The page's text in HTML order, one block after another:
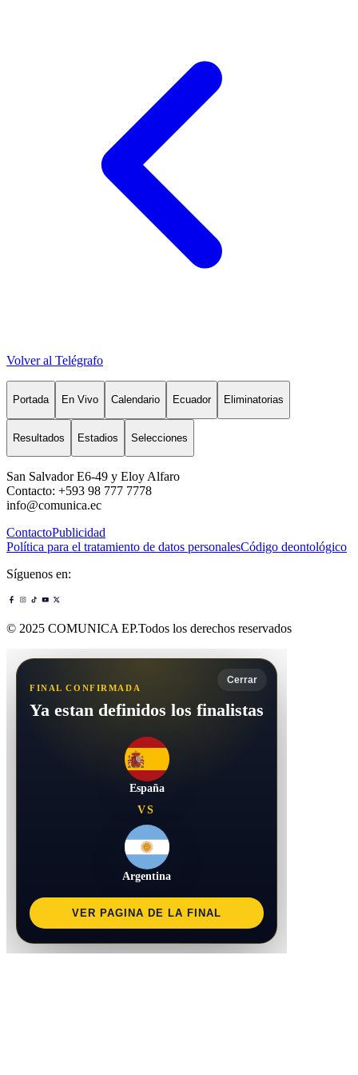
Volver al Telégrafo
Portada En Vivo Calendario Ecuador Eliminatorias
Resultados Estadios Selecciones
San Salvador E6-49 y Eloy Alfaro
Contacto: +593 98 777 7778
info@comunica.ec
ContactoPublicidad
Política para el tratamiento de datos personalesCódigo deontológico
Síguenos en:
© 2025 COMUNICA EP.Todos los derechos reservados
Cerrar
FINAL CONFIRMADA
Ya estan definidos los finalistas
España
VS
Argentina
VER PAGINA DE LA FINAL